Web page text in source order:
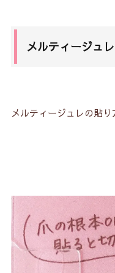
メルティージュ
メルティージュレの貼り